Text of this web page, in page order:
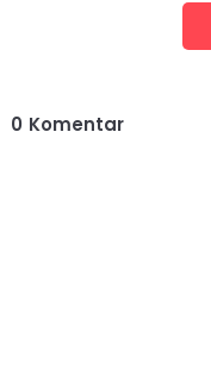
0 Komentar